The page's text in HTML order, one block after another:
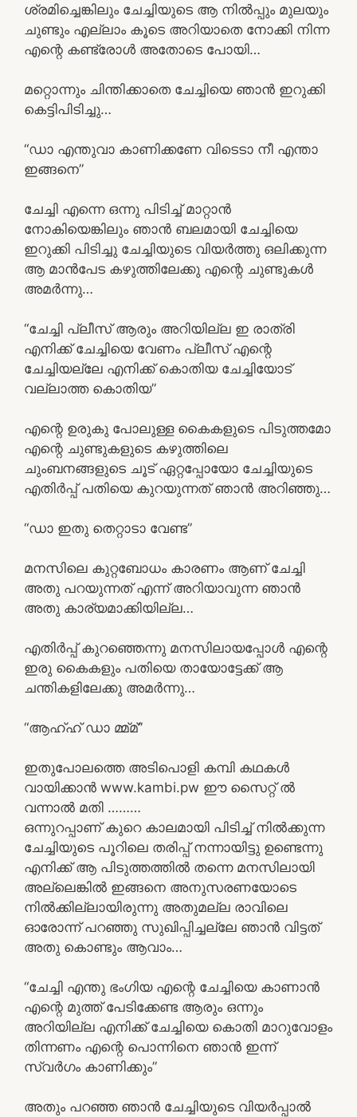
ശ്രമിച്ചെങ്കിലും ചേച്ചിയുടെ ആ നിൽപ്പും മുലയും
ചുണ്ടും എല്ലാം കൂടെ അറിയാതെ നോക്കി നിന്ന
എന്റെ കണ്ട്രോൾ അതോടെ പോയി…
മറ്റൊന്നും ചിന്തിക്കാതെ ചേച്ചിയെ ഞാൻ ഇറുക്കി
കെട്ടിപിടിച്ചു…
“ഡാ എന്തുവാ കാണിക്കണേ വിടെടാ നീ എന്താ
ഇങ്ങനെ”
ചേച്ചി എന്നെ ഒന്നു പിടിച്ച് മാറ്റാൻ
നോകിയെങ്കിലും ഞാൻ ബലമായി ചേച്ചിയെ
ഇറുക്കി പിടിച്ചു ചേച്ചിയുടെ വിയർത്തു ഒലിക്കുന്ന
ആ മാൻപേട കഴുത്തിലേക്കു എന്റെ ചുണ്ടുകൾ
അമർന്നു…
“ചേച്ചി പ്ലീസ് ആരും അറിയില്ല ഇ രാത്രി
എനിക്ക് ചേച്ചിയെ വേണം പ്ലീസ് എന്റെ
ചേച്ചിയല്ലേ എനിക്ക് കൊതിയ ചേച്ചിയോട്
വല്ലാത്ത കൊതിയ”
എന്റെ ഉരുകു പോലുള്ള കൈകളുടെ പിടുത്തമോ
എന്റെ ചുണ്ടുകളുടെ കഴുത്തിലെ
ചുംബനങ്ങളുടെ ചൂട് ഏറ്റപ്പോയോ ചേച്ചിയുടെ
എതിർപ്പ് പതിയെ കുറയുന്നത് ഞാൻ അറിഞ്ഞു…
“ഡാ ഇതു തെറ്റാടാ വേണ്ട”
മനസിലെ കുറ്റബോധം കാരണം ആണ് ചേച്ചി
അതു പറയുന്നത് എന്ന് അറിയാവുന്ന ഞാൻ
അതു കാര്യമാക്കിയില്ല…
എതിർപ്പ് കുറഞ്ഞെന്നു മനസിലായപ്പോൾ എന്റെ
ഇരു കൈകളും പതിയെ തായോട്ടേക്ക് ആ
ചന്തികളിലേക്കു അമർന്നു…
“ആഹ്ഹ് ഡാ മ്മ്മ്”
ഇതുപോലത്തെ അടിപൊളി കമ്പി കഥകൾ
വായിക്കാൻ www.kambi.pw ഈ സൈറ്റ് ൽ
വന്നാൽ മതി ………
ഒന്നുറപ്പാണ് കുറെ കാലമായി പിടിച്ച് നിൽക്കുന്ന
ചേച്ചിയുടെ പൂറിലെ തരിപ്പ് നന്നായിട്ടു ഉണ്ടെന്നു
എനിക്ക് ആ പിടുത്തത്തിൽ തന്നെ മനസിലായി
അല്ലെങ്കിൽ ഇങ്ങനെ അനുസരണയോടെ
നിൽക്കില്ലായിരുന്നു അതുമല്ല രാവിലെ
ഓരോന്ന് പറഞ്ഞു സുഖിപ്പിച്ചല്ലേ ഞാൻ വിട്ടത്
അതു കൊണ്ടും ആവാം…
“ചേച്ചി എന്തു ഭംഗിയ എന്റെ ചേച്ചിയെ കാണാൻ
എന്റെ മുത്ത് പേടിക്കേണ്ട ആരും ഒന്നും
അറിയില്ല എനിക്ക് ചേച്ചിയെ കൊതി മാറുവോളം
തിന്നണം എന്റെ പൊന്നിനെ ഞാൻ ഇന്ന്
സ്വർഗം കാണിക്കും”
അതും പറഞ്ഞ ഞാൻ ചേച്ചിയുടെ വിയർപ്പാൽ